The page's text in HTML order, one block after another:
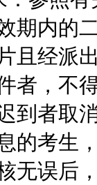
期内的
且经派
者，不
到者取
的考生
无误后